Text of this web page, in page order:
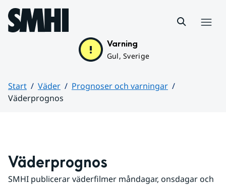
Hoppa till sidans innehåll
Varning
Gul, Sverige
Start Väder
Prognoser och varningar
Väderprognos
Väderprognos
SMHI publicerar väderfilmer måndagar, onsdagar och